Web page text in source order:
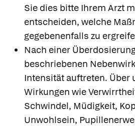
Sie dies bitte Ihrem Arzt
entscheiden, welche
gegebenenfalls zu
Nach einer
beschriebenen
Intensität auftreten. Über
Wirkungen wie
Schwindel, Müdigkeit,
Unwohlsein,